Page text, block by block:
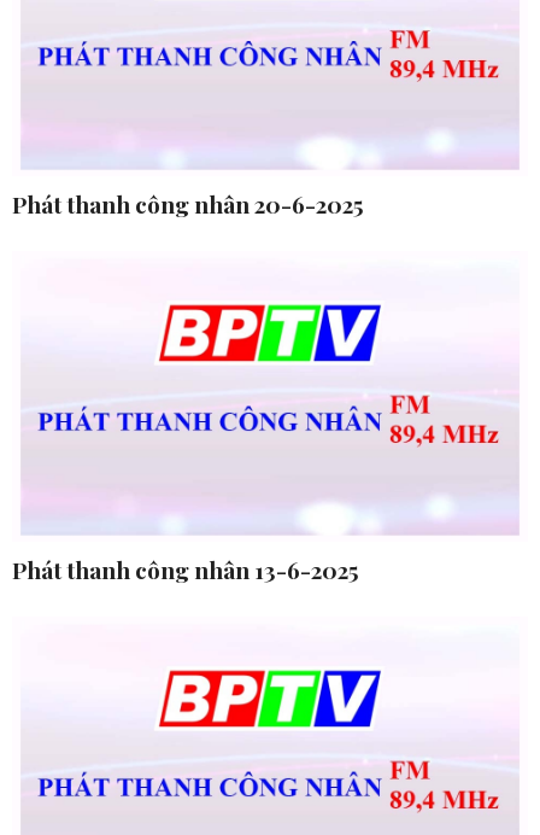
Phát thanh công nhân 20-6-2025
Phát thanh công nhân 13-6-2025